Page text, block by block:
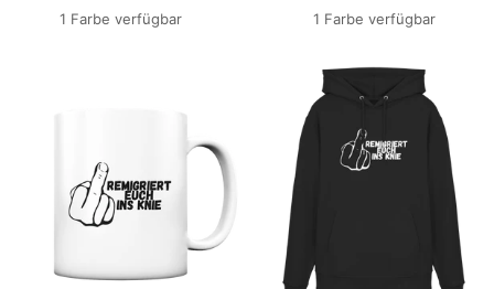
1 Farbe verfügbar 1 Farbe verfügbar